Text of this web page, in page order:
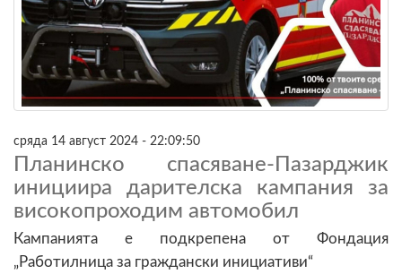
сряда 14 август 2024 - 22:09:50
Планинско спасяване-Пазарджик
инициира дарителска кампания за
високопроходим автомобил
Кампанията е подкрепена от Фондация
„Работилница за граждански инициативи“